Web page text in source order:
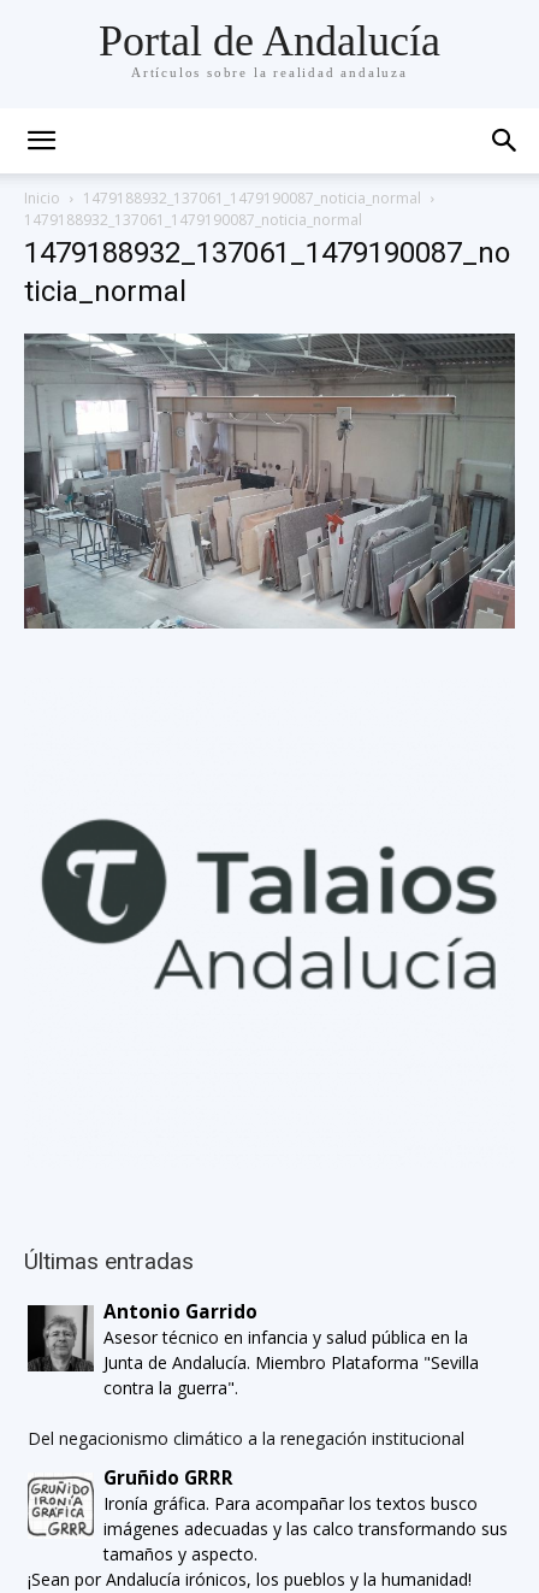
Portal de Andalucía
Artículos sobre la realidad andaluza
Inicio
1479188932_137061_1479190087_noticia_normal
1479188932_137061_1479190087_noticia_normal
1479188932_137061_1479190087_no
ticia_normal
Últimas entradas
Antonio Garrido
Asesor técnico en infancia y salud pública en la
Junta de Andalucía. Miembro Plataforma "Sevilla
contra la guerra".
Del negacionismo climático a la renegación institucional
Gruñido GRRR
Ironía gráfica. Para acompañar los textos busco
imágenes adecuadas y las calco transformando sus
tamaños y aspecto.
¡Sean por Andalucía irónicos, los pueblos y la humanidad!